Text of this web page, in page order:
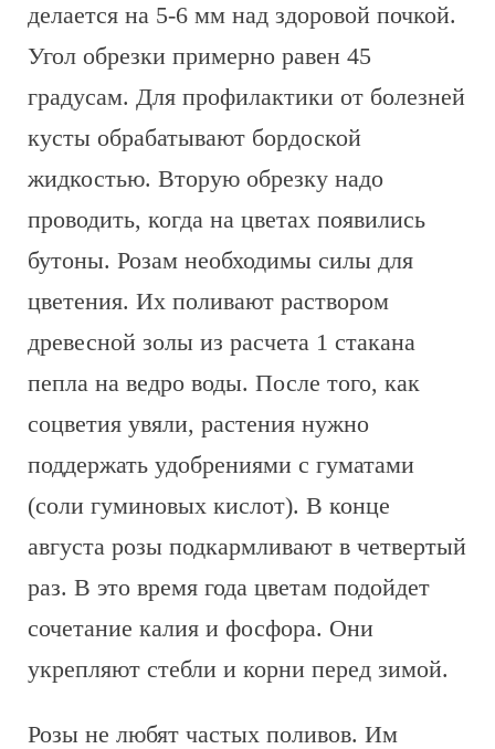
делается на 5-6 мм над здоровой почкой.
Угол обрезки примерно равен 45
градусам. Для профилактики от болезней
кусты обрабатывают бордоской
жидкостью. Вторую обрезку надо
проводить, когда на цветах появились
бутоны. Розам необходимы силы для
цветения. Их поливают раствором
древесной золы из расчета 1 стакана
пепла на ведро воды. После того, как
соцветия увяли, растения нужно
поддержать удобрениями с гуматами
(соли гуминовых кислот). В конце
августа розы подкармливают в четвертый
раз. В это время года цветам подойдет
сочетание калия и фосфора. Они
укрепляют стебли и корни перед зимой.
Розы не любят частых поливов. Им